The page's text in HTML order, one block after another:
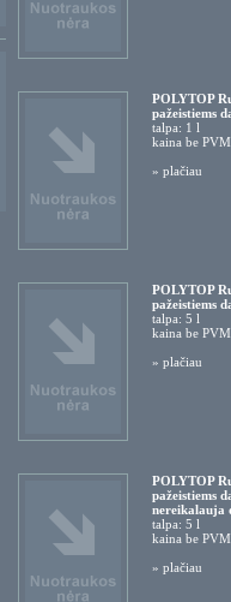
POLYTOP
pažeistiems
talpa: 1 l
kaina be
» plačiau
POLYTOP
pažeistiems
talpa: 5 l
kaina be
» plačiau
POLYTOP
pažeistiems
nereikalauja
talpa: 5 l
kaina be
» plačiau